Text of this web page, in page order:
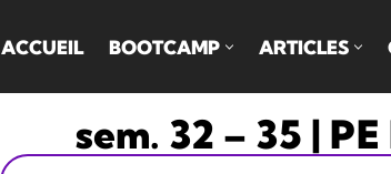
ACCUEIL BOOTCAMP ARTICLES
sem. 32 – 35 |